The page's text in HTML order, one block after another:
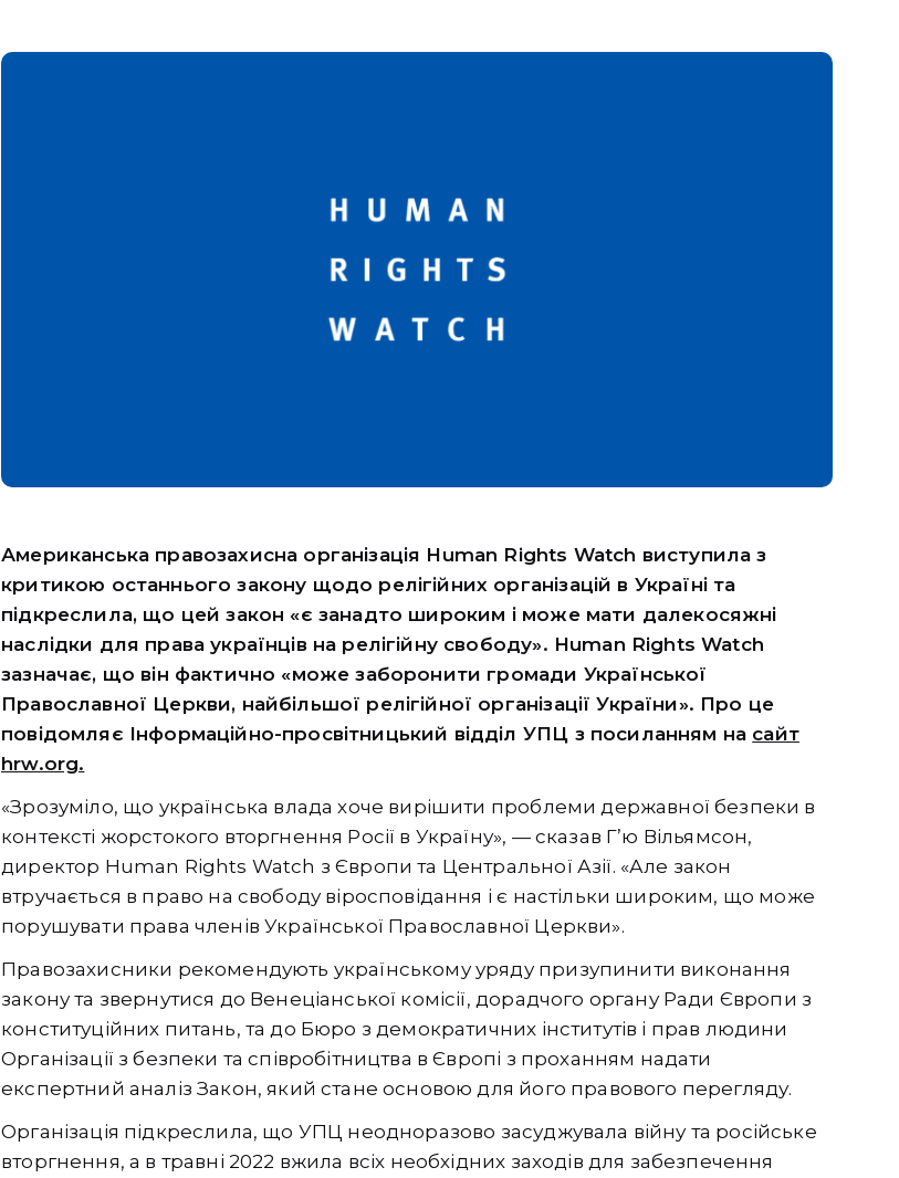
Американська правозахисна організація Human Rights Watch виступила з
критикою останнього закону щодо релігійних організацій в Україні та
підкреслила, що цей закон «є занадто широким і може мати далекосяжні
наслідки для права українців на релігійну свободу». Human Rights Watch
зазначає, що він фактично «може заборонити громади Української
Православної Церкви, найбільшої релігійної організації України». Про це
повідомляє Інформаційно-просвітницький відділ УПЦ з посиланням на сайт
hrw.org.
«Зрозуміло, що українська влада хоче вирішити проблеми державної безпеки в
контексті жорстокого вторгнення Росії в Україну», — сказав Г’ю Вільямсон,
директор Human Rights Watch з Європи та Центральної Азії. «Але закон
втручається в право на свободу віросповідання і є настільки широким, що може
порушувати права членів Української Православної Церкви».
Правозахисники рекомендують українському уряду призупинити виконання
закону та звернутися до Венеціанської комісії, дорадчого органу Ради Європи з
конституційних питань, та до Бюро з демократичних інститутів і прав людини
Організації з безпеки та співробітництва в Європі з проханням надати
експертний аналіз Закон, який стане основою для його правового перегляду.
Організація підкреслила, що УПЦ неодноразово засуджувала війну та російське
вторгнення, а в травні 2022 вжила всіх необхідних заходів для забезпечення